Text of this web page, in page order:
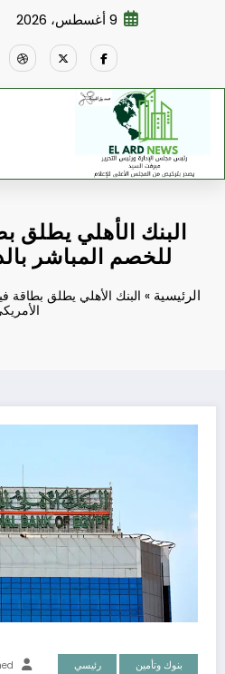
9 أغسطس، 2026
البنك الأهلي يطلق
للخصم المباشر
الرئيسية » البنك الأهلي يطلق بطاقة
بنوك وتأمين رئيسي